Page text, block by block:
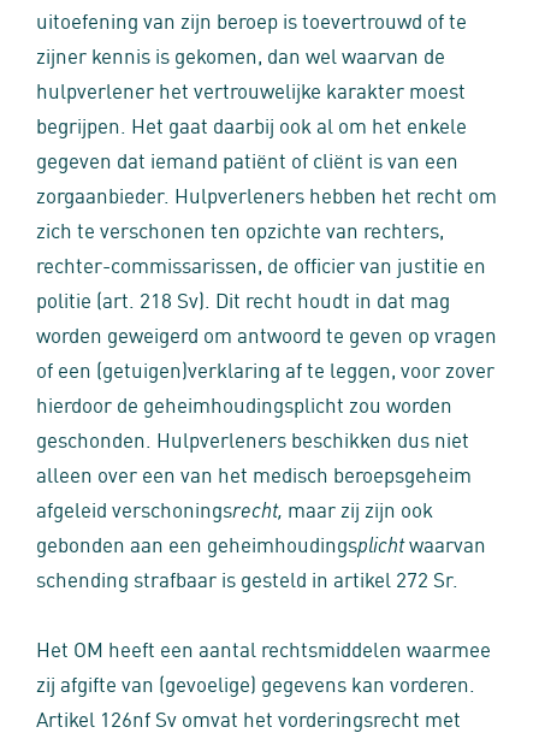
uitoefening van zijn beroep is toevertrouwd of te
zijner kennis is gekomen, dan wel waarvan de
hulpverlener het vertrouwelijke karakter moest
begrijpen. Het gaat daarbij ook al om het enkele
gegeven dat iemand patiënt of cliënt is van een
zorgaanbieder. Hulpverleners hebben het recht om
zich te verschonen ten opzichte van rechters,
rechter-commissarissen, de officier van justitie en
politie (art. 218 Sv). Dit recht houdt in dat mag
worden geweigerd om antwoord te geven op vragen
of een (getuigen)verklaring af te leggen, voor zover
hierdoor de geheimhoudingsplicht zou worden
geschonden. Hulpverleners beschikken dus niet
alleen over een van het medisch beroepsgeheim
afgeleid verschoningsrecht, maar zij zijn ook
gebonden aan een geheimhoudingsplichtwaarvan
schending strafbaar is gesteld in artikel 272 Sr.
Het OM heeft een aantal rechtsmiddelen waarmee
zij afgifte van (gevoelige) gegevens kan vorderen.
Artikel 126nf Sv omvat het vorderingsrecht met